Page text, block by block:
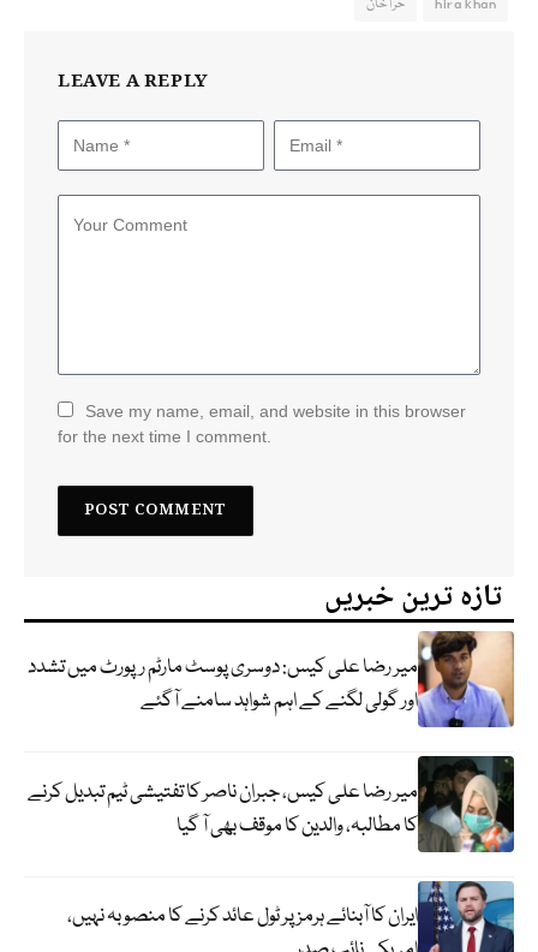
LEAVE A REPLY
Save my name, email, and website in this browser
for the next time I comment.
تازہ ترین خبریں
میر رضا علی کیس: دوسری پوسٹ مارٹم رپورٹ میں تشدد
اور گولی لگنے کے اہم شواہد سامنے آگئے
میر رضا علی کیس، جبران ناصر کا تفتیشی ٹیم تبدیل کرنے
کا مطالبہ، والدین کا موقف بھی آ گیا
ایران کا آبنائے ہرمز پر ٹول عائد کرنے کا منصوبہ نہیں،